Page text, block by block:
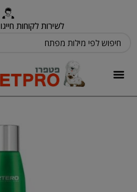
לשירות לקוחות חייגו